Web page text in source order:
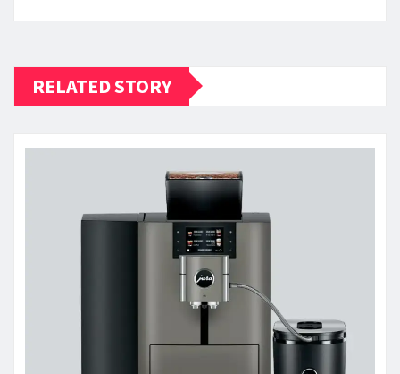
RELATED STORY